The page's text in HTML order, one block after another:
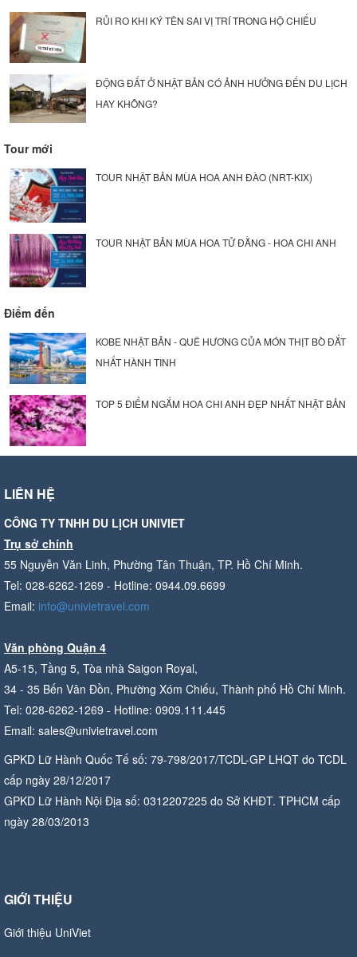
RỦI RO KHI KÝ TÊN SAI VỊ TRÍ TRONG HỘ CHIẾU
ĐỘNG ĐẤT Ở NHẬT BẢN CÓ ẢNH HƯỞNG ĐẾN DU LỊCH
HAY KHÔNG?
Tour mới
TOUR NHẬT BẢN MÙA HOA ANH ĐÀO (NRT-KIX)
TOUR NHẬT BẢN MÙA HOA TỬ ĐẰNG - HOA CHI ANH
Điểm đến
KOBE NHẬT BẢN - QUÊ HƯƠNG CỦA MÓN THỊT BÒ ĐẮT
NHẤT HÀNH TINH
TOP 5 ĐIỂM NGẮM HOA CHI ANH ĐẸP NHẤT NHẬT BẢN
LIÊN HỆ
CÔNG TY TNHH DU LỊCH UNIVIET
Trụ sở chính
55 Nguyễn Văn Linh, Phường Tân Thuận, TP. Hồ Chí Minh.
Tel: 028-6262-1269 - Hotline: 0944.09.6699
Email: info@univietravel.com
Văn phòng Quận 4
A5-15, Tầng 5, Tòa nhà Saigon Royal,
34 - 35 Bến Vân Đồn, Phường Xóm Chiếu, Thành phố Hồ Chí Minh.
Tel: 028-6262-1269 - Hotline: 0909.111.445
Email: sales@univietravel.com
GPKD Lữ Hành Quốc Tế số: 79-798/2017/TCDL-GP LHQT do TCDL
cấp ngày 28/12/2017
GPKD Lữ Hành Nội Địa số: 0312207225 do Sở KHĐT. TPHCM cấp
ngày 28/03/2013
GIỚI THIỆU
Giới thiệu UniViet